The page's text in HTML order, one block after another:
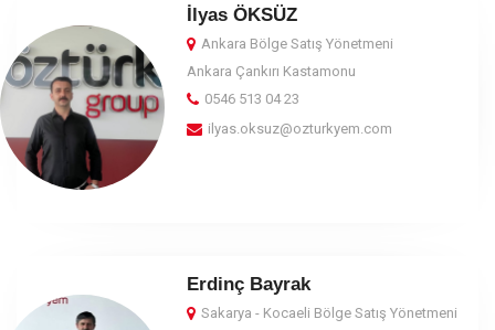
İlyas ÖKSÜZ
Ankara Bölge Satış Yönetmeni
Ankara Çankırı Kastamonu
0546 513 04 23
ilyas.oksuz@ozturkyem.com
Erdinç Bayrak
Sakarya - Kocaeli Bölge Satış Yönetmeni